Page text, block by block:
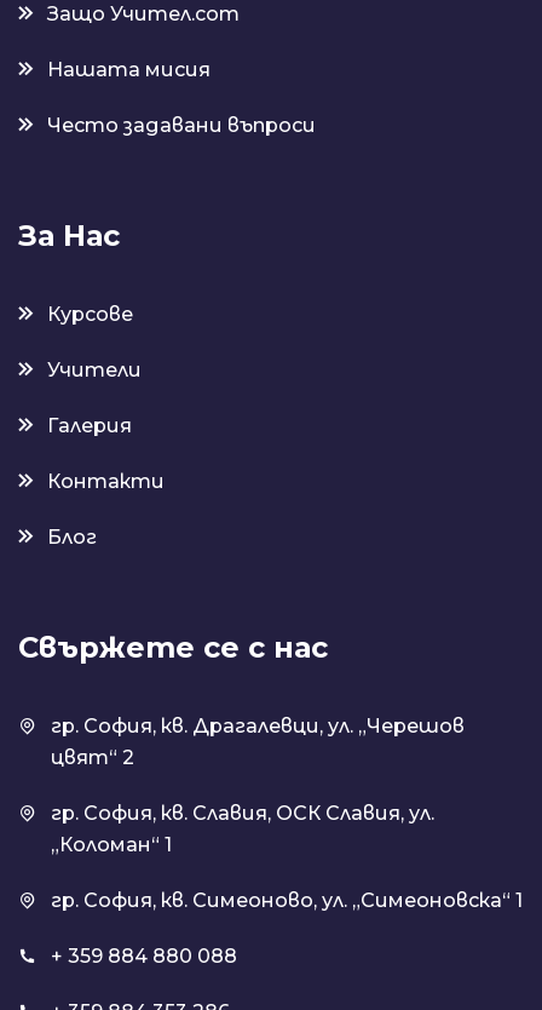
Защо Учител.com
Нашата мисия
Често задавани въпроси
За Нас
Курсове
Учители
Галерия
Контакти
Блог
Свържете се с нас
гр. София, кв. Драгалевци, ул. „Черешов
цвят“ 2
гр. София, кв. Славия, ОСК Славия, ул.
„Коломан“ 1
гр. София, кв. Симеоново, ул. „Симеоновска“ 1
+ 359 884 880 088